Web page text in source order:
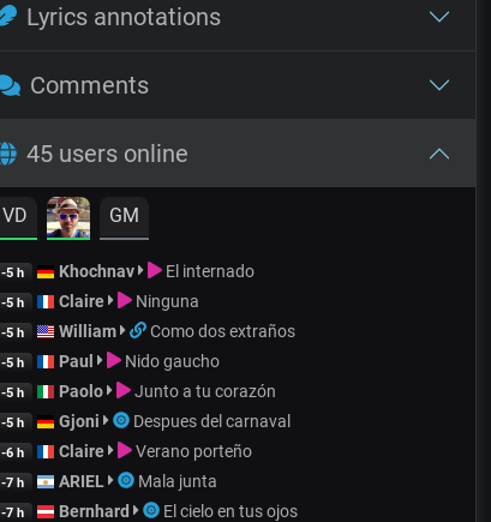
Lyrics annotations
Comments
45 users online
VD GM
-5 h Khochnav El internado
-5 h Claire Ninguna
-5 h William Como dos extraños
-5 h Paul Nido gaucho
-5 h Paolo Junto a tu corazón
-5 h Gjoni Despues del carnaval
-6 h Claire Verano porteño
-7 h ARIEL Mala junta
-7 h Bernhard El cielo en tus ojos